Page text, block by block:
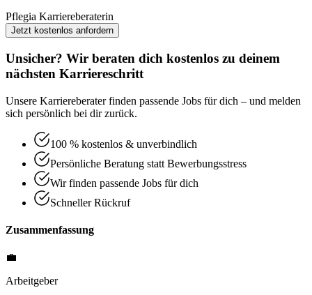
Pflegia Karriereberaterin
Jetzt kostenlos anfordern
Unsicher? Wir beraten dich kostenlos zu deinem
nächsten Karriereschritt
Unsere Karriereberater finden passende Jobs für dich – und melden
sich persönlich bei dir zurück.
100 % kostenlos & unverbindlich
Persönliche Beratung statt Bewerbungsstress
Wir finden passende Jobs für dich
Schneller Rückruf
Zusammenfassung
💼
Arbeitgeber